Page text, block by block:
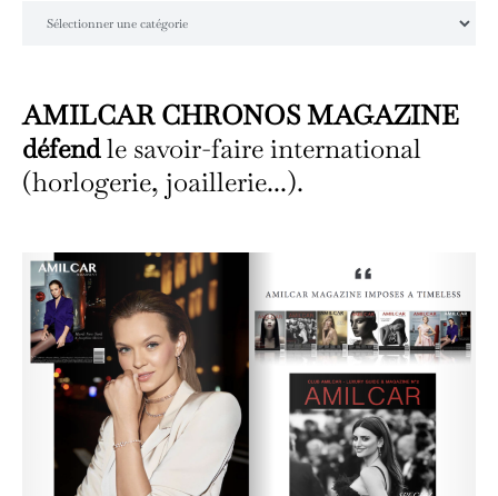
AMILCAR CHRONOS MAGAZINE
défendle savoir-faire international
(horlogerie, joaillerie...).